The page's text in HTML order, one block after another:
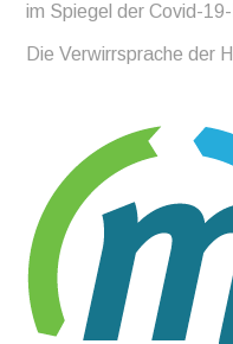
im Spiegel der Covid-
Die Verwirrsprache der